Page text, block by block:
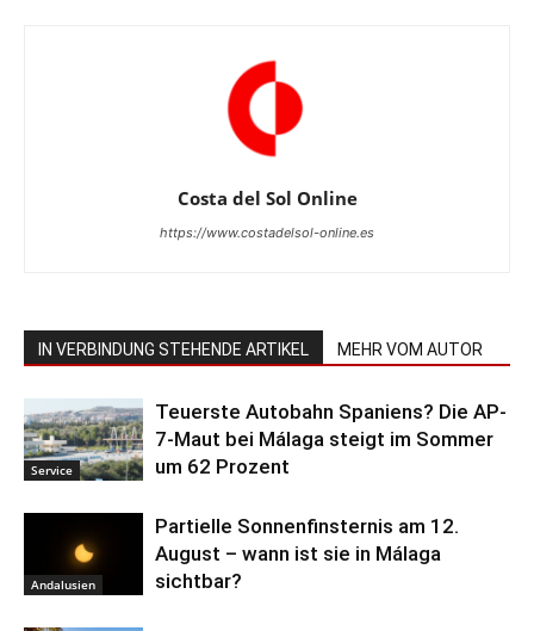
Costa del Sol Online
https://www.costadelsol-online.es
IN VERBINDUNG STEHENDE ARTIKEL MEHR VOM AUTOR
Service
Teuerste Autobahn Spaniens? Die AP-
7-Maut bei Málaga steigt im Sommer
um 62 Prozent
Andalusien
Partielle Sonnenfinsternis am 12.
August – wann ist sie in Málaga
sichtbar?